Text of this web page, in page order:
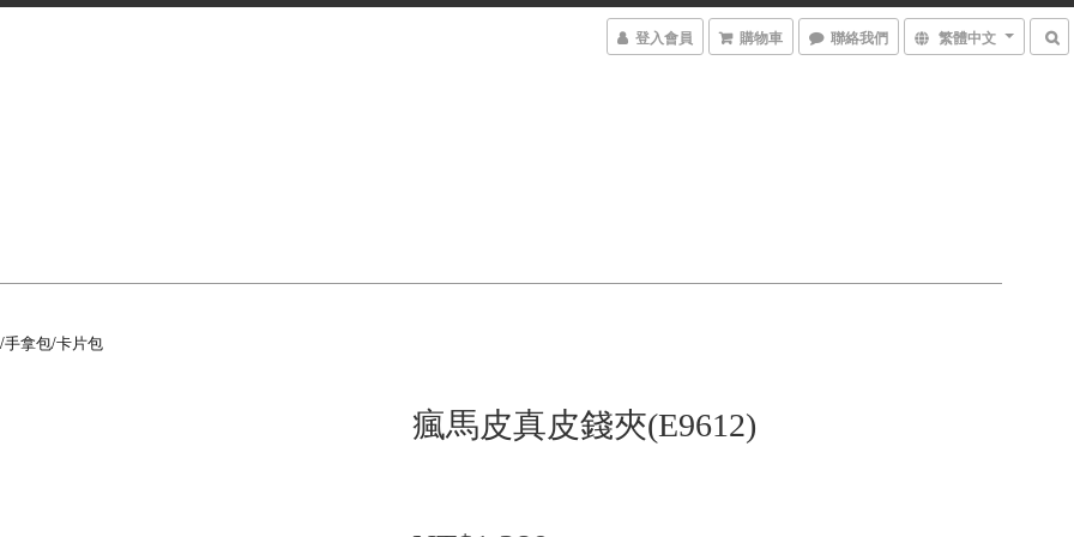
登入會員 購物車 聯絡我們 繁體中文
拿包/卡片包
瘋馬皮真皮錢夾(E9612)